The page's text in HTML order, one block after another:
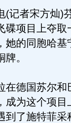
者宋方灿)
碟项目上夺取
她的同胞哈基
。
德国苏尔和
成为这个项目
到了施特菲采